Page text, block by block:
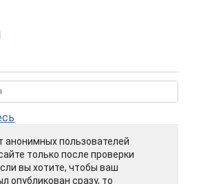
анонимных пользователей
только после проверки
вы хотите, чтобы ваш
опубликован сразу, то